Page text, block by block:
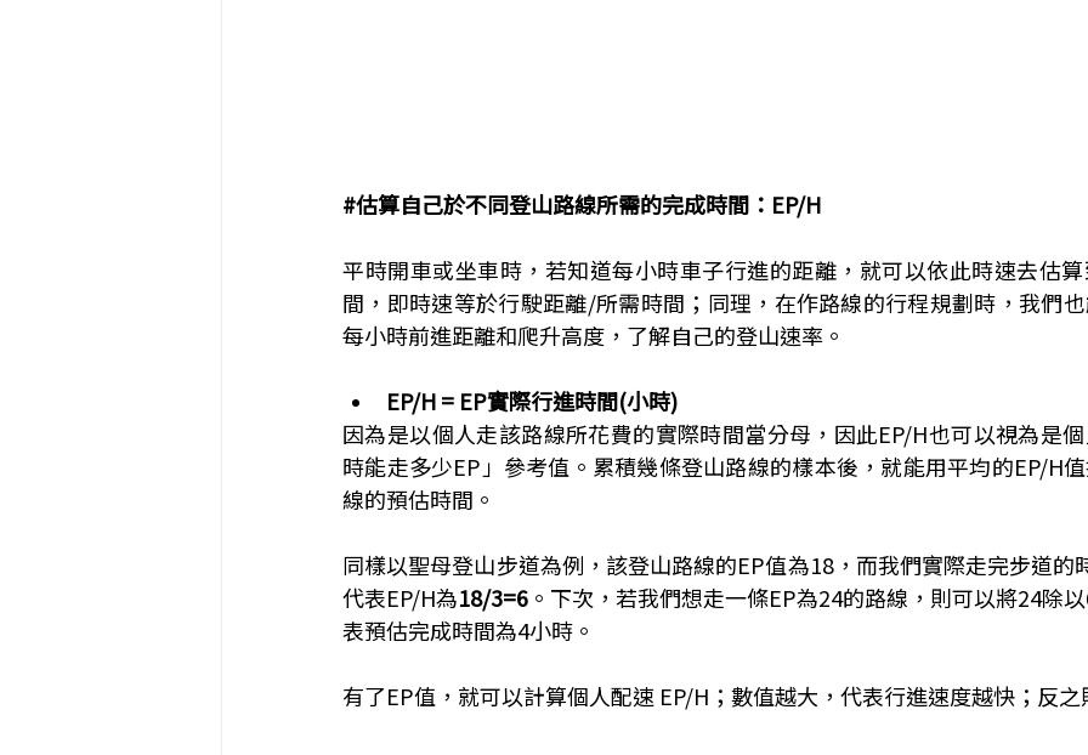
#估算自己於不同登山路線所需的完成時間 ：EP/H
平時開車或坐車時，若知道每小時車子行進的距離，就可以依此時速去估
間，即時速等於行駛距離/所需時間；同理，在作路線的行程規劃時，我們
每小時前進距離和爬升高度，了解自己的登山速率。
EP/H = EP實際行進時間(小時)
因為是以個人走該路線所花費的實際時間當分母，因此EP/H也可以視為是
時能走多少EP」參考值。累積幾條登山路線的樣本後，就能用平均的EP/H
線的預估時間。
同樣以聖母登山步道為例，該登山路線的EP值為18，而我們實際走完步道的
代表EP/H為18/3=6 。下次，若我們想走一條EP為24的路線，則可以將24除
表預估完成時間為4小時。
有了EP值，就可以計算個人配速 EP/H；數值越大，代表行進速度越快；反之